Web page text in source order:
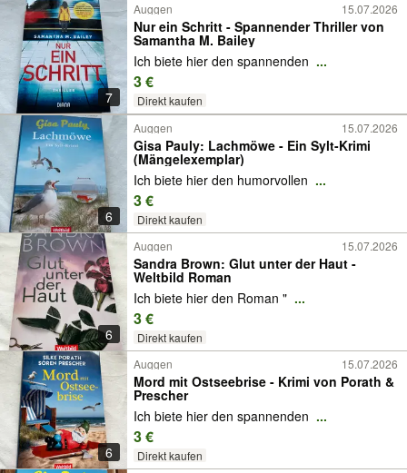
7
Auggen 15.07.2026
Nur ein Schritt - Spannender Thriller von
Samantha M. Bailey
Ich biete hier den spannenden ...
3 €
Direkt kaufen
6
Auggen 15.07.2026
Gisa Pauly: Lachmöwe - Ein Sylt-Krimi
(Mängelexemplar)
Ich biete hier den humorvollen ...
3 €
Direkt kaufen
6
Auggen 15.07.2026
Sandra Brown: Glut unter der Haut -
Weltbild Roman
Ich biete hier den Roman " ...
3 €
Direkt kaufen
6
Auggen 15.07.2026
Mord mit Ostseebrise - Krimi von Porath &
Prescher
Ich biete hier den spannenden ...
3 €
Direkt kaufen